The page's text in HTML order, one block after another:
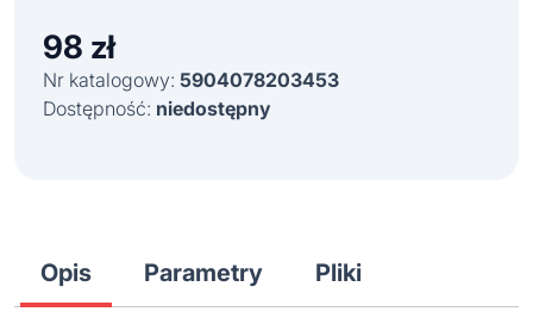
98 zł
Nr katalogowy: 5904078203453
Dostępność: niedostępny
Opis Parametry Pliki